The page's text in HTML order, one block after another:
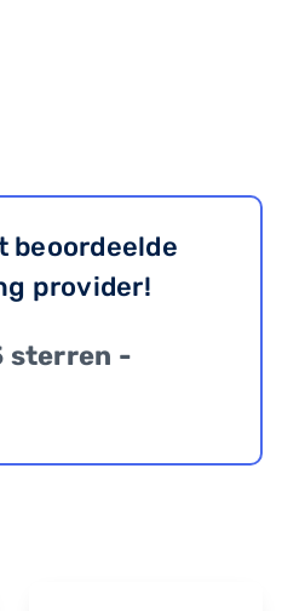
beoordeelde
provider!
sterren -